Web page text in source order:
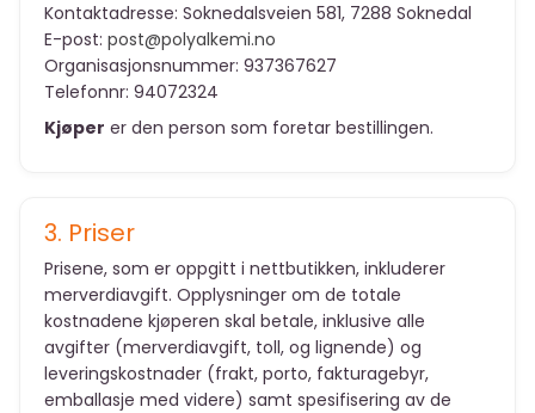
Kontaktadresse: Soknedalsveien 581, 7288 Soknedal
E-post: post@polyalkemi.no
Organisasjonsnummer: 937367627
Telefonnr: 94072324
Kjøper er den person som foretar bestillingen.
3. Priser
Prisene, som er oppgitt i nettbutikken, inkluderer
merverdiavgift. Opplysninger om de totale
kostnadene kjøperen skal betale, inklusive alle
avgifter (merverdiavgift, toll, og lignende) og
leveringskostnader (frakt, porto, fakturagebyr,
emballasje med videre) samt spesifisering av de